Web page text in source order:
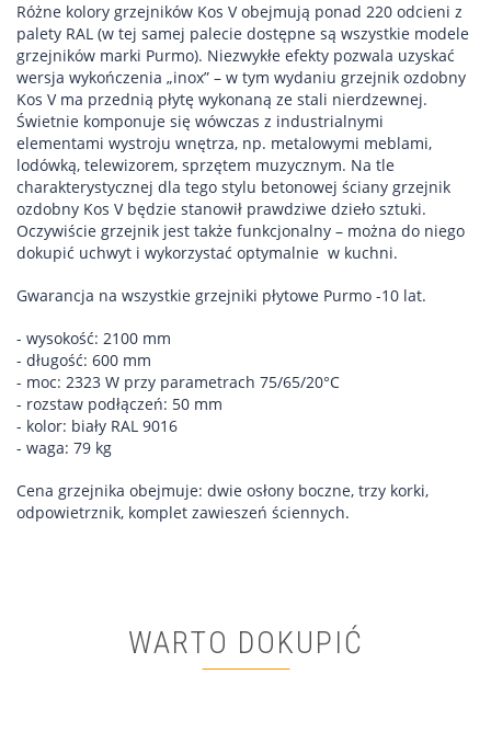
Różne kolory grzejników Kos V obejmują ponad 220 odcieni z
palety RAL (w tej samej palecie dostępne są wszystkie modele
grzejników marki Purmo). Niezwykłe efekty pozwala uzyskać
wersja wykończenia „inox” – w tym wydaniu grzejnik ozdobny
Kos V ma przednią płytę wykonaną ze stali nierdzewnej.
Świetnie komponuje się wówczas z industrialnymi
elementami wystroju wnętrza, np. metalowymi meblami,
lodówką, telewizorem, sprzętem muzycznym. Na tle
charakterystycznej dla tego stylu betonowej ściany grzejnik
ozdobny Kos V będzie stanowił prawdziwe dzieło sztuki.
Oczywiście grzejnik jest także funkcjonalny – można do niego
dokupić uchwyt i wykorzystać optymalnie w kuchni.
Gwarancja na wszystkie grzejniki płytowe Purmo -10 lat.
- wysokość: 2100 mm
- długość: 600 mm
- moc: 2323 W przy parametrach 75/65/20°C
- rozstaw podłączeń: 50 mm
- kolor: biały RAL 9016
- waga: 79 kg
Cena grzejnika obejmuje: dwie osłony boczne, trzy korki,
odpowietrznik, komplet zawieszeń ściennych.
WARTO DOKUPIĆ